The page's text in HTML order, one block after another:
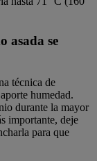
asada se
técnica de
humedad.
durante la mayor
importante, deje
para que